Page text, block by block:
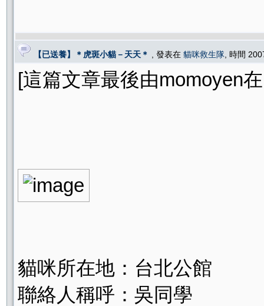
【已送養】＊虎斑小貓－天天＊ , 發表在 貓咪救生隊 , 時間
[這篇文章最後由momoyen
貓咪所在地：台北公館
聯絡人稱呼：吳同學